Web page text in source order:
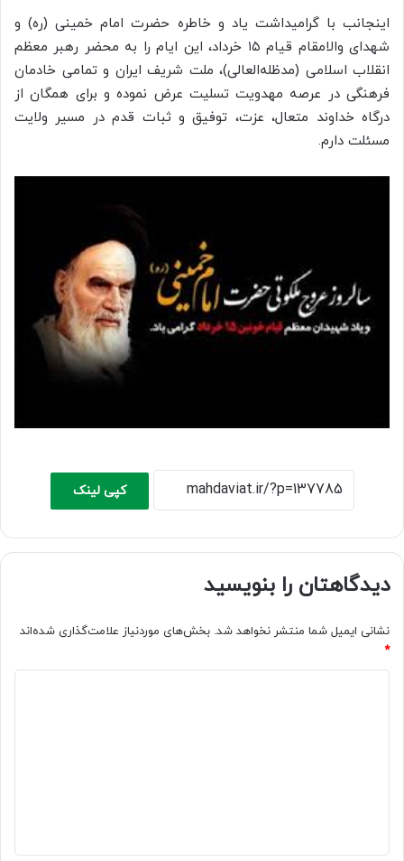
اینجانب با گرامیداشت یاد و خاطره حضرت امام خمینی (ره) و
شهدای والامقام قیام ۱۵ خرداد، این ایام را به محضر رهبر معظم
انقلاب اسلامی (مدظله‌العالی)، ملت شریف ایران و تمامی خادمان
فرهنگی در عرصه مهدویت تسلیت عرض نموده و برای همگان از
درگاه خداوند متعال، عزت، توفیق و ثبات قدم در مسیر ولایت
مسئلت دارم.
کپی لینک
دیدگاهتان را بنویسید
نشانی ایمیل شما منتشر نخواهد شد. بخش‌های موردنیاز علامت‌گذاری شده‌اند
*